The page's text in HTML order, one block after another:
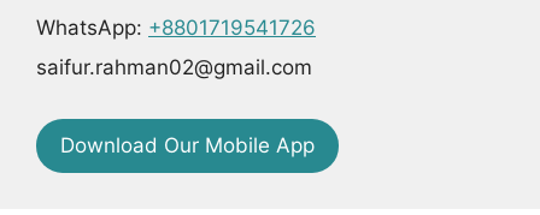
WhatsApp: +8801719541726
saifur.rahman02@gmail.com
Download Our Mobile App